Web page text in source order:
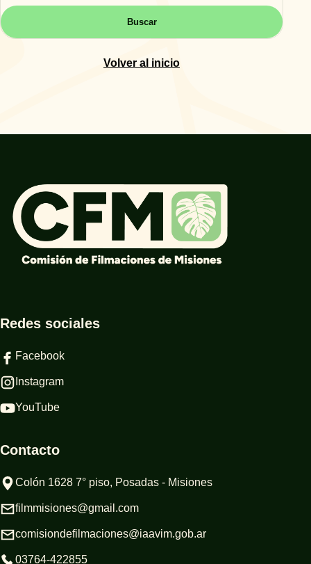
Buscar
Volver al inicio
Redes sociales
Facebook
Instagram
YouTube
Contacto
Colón 1628 7° piso, Posadas - Misiones
filmmisiones@gmail.com
comisiondefilmaciones@iaavim.gob.ar
03764-422855